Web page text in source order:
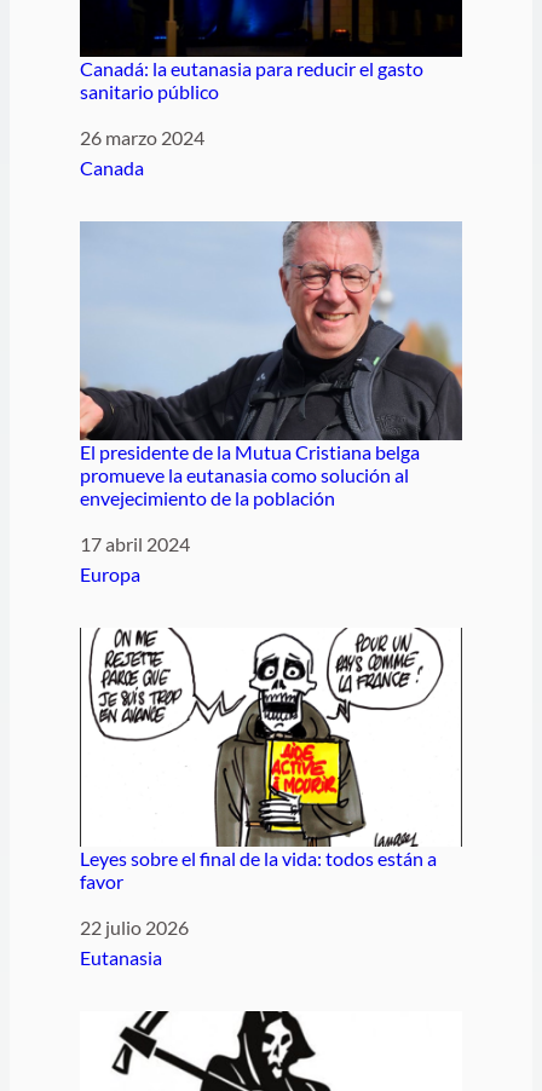
Canadá: la eutanasia para reducir el gasto
sanitario público
Fecha
26 marzo 2024
Respecto a
Canada
El presidente de la Mutua Cristiana belga
promueve la eutanasia como solución al
envejecimiento de la población
Fecha
17 abril 2024
Respecto a
Europa
Leyes sobre el final de la vida: todos están a
favor
Fecha
22 julio 2026
Respecto a
Eutanasia